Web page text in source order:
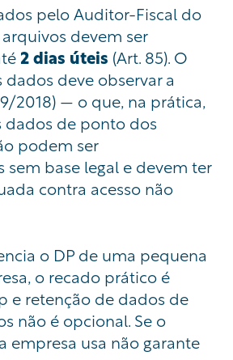
pelo Auditor-Fiscal do
devem ser
2 dias úteis (Art. 85). O
deve observar a
2018) — o que, na prática,
dados de ponto dos
podem ser
base legal e devem ter
contra acesso não
o DP de uma pequena
o recado prático é
e retenção de dados de
não é opcional. Se o
empresa usa não garante